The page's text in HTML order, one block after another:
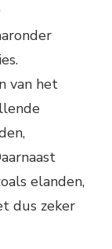
van het
elanden,
dus zeker